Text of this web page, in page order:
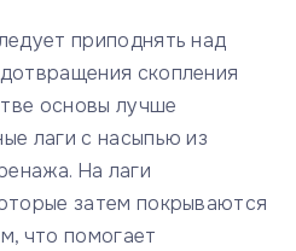
приподнять над
скопления
основы лучше
лаги с насыпью из
На лаги
затем покрываются
что помогает